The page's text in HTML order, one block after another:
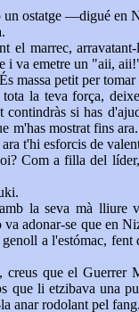
un ostatge —digué en
el marrec,
i va emetre un "aii,
petit per tomar
la teva força,
si has
m'has mostrat fins
t'hi esforcis de
Com a filla del
la seva mà lliure
adonar-se que en
a l'estómac, fent
que el Guerrer
li etzibava una
anar rodolant pel